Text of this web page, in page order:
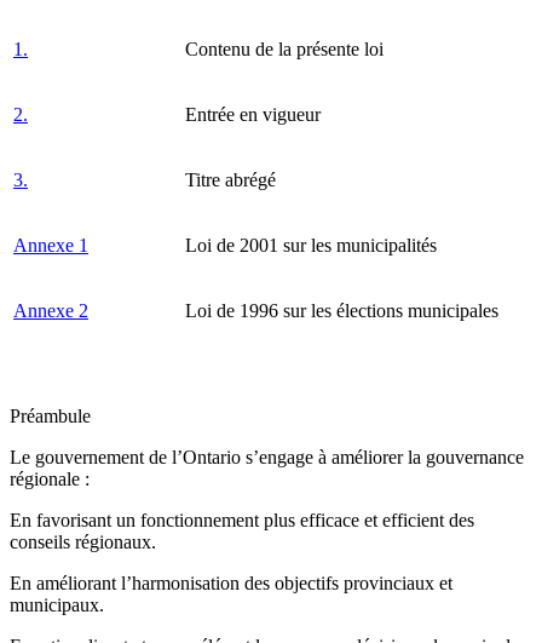
1. Contenu de la présente loi
2. Entrée en vigueur
3. Titre abrégé
Annexe 1 Loi de 2001 sur les municipalités
Annexe 2 Loi de 1996 sur les élections municipales
Préambule
Le gouvernement de l’Ontario s’engage à améliorer la gouvernance
régionale :
En favorisant un fonctionnement plus efficace et efficient des
conseils régionaux.
En améliorant l’harmonisation des objectifs provinciaux et
municipaux.